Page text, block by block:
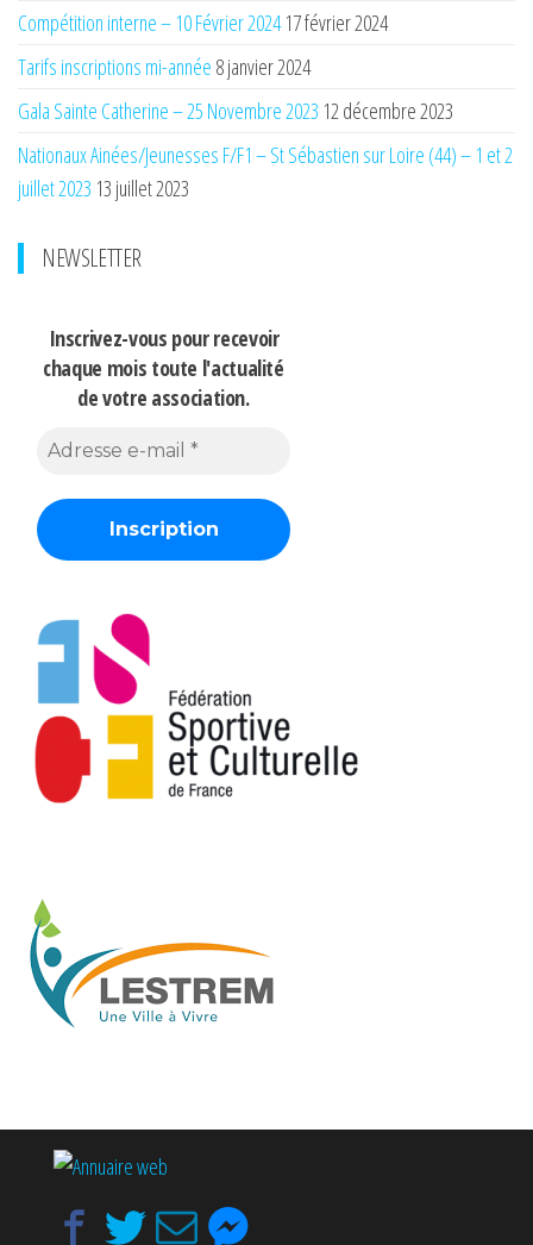
Compétition interne – 10 Février 2024 17 février 2024
Tarifs inscriptions mi-année 8 janvier 2024
Gala Sainte Catherine – 25 Novembre 2023 12 décembre 2023
Nationaux Ainées/Jeunesses F/F1 – St Sébastien sur Loire (44) – 1 et 2
juillet 2023 13 juillet 2023
NEWSLETTER
Inscrivez-vous pour recevoir
chaque mois toute l'actualité
de votre association.